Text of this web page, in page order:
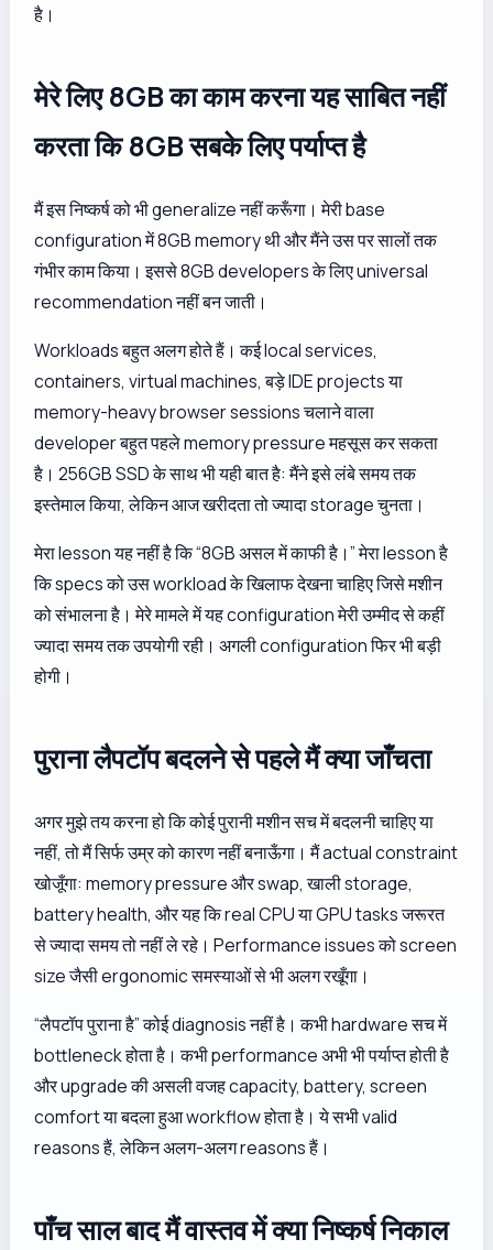
है।
मेरे लिए 8GB का काम करना यह साबित नहीं
करता कि 8GB सबके लिए पर्याप्त है
मैं इस निष्कर्ष को भी generalize नहीं करूँगा। मेरी base
configuration में 8GB memory थी और मैंने उस पर सालों तक
गंभीर काम किया। इससे 8GB developers के लिए universal
recommendation नहीं बन जाती।
Workloads बहुत अलग होते हैं। कई local services,
containers, virtual machines, बड़े IDE projects या
memory-heavy browser sessions चलाने वाला
developer बहुत पहले memory pressure महसूस कर सकता
है। 256GB SSD के साथ भी यही बात है: मैंने इसे लंबे समय तक
इस्तेमाल किया, लेकिन आज खरीदता तो ज्यादा storage चुनता।
मेरा lesson यह नहीं है कि “8GB असल में काफी है।” मेरा lesson है
कि specs को उस workload के खिलाफ देखना चाहिए जिसे मशीन
को संभालना है। मेरे मामले में यह configuration मेरी उम्मीद से कहीं
ज्यादा समय तक उपयोगी रही। अगली configuration फिर भी बड़ी
होगी।
पुराना लैपटॉप बदलने से पहले मैं क्या जाँचता
अगर मुझे तय करना हो कि कोई पुरानी मशीन सच में बदलनी चाहिए या
नहीं, तो मैं सिर्फ उम्र को कारण नहीं बनाऊँगा। मैं actual constraint
खोजूँगा: memory pressure और swap, खाली storage,
battery health, और यह कि real CPU या GPU tasks जरूरत
से ज्यादा समय तो नहीं ले रहे। Performance issues को screen
size जैसी ergonomic समस्याओं से भी अलग रखूँगा।
“लैपटॉप पुराना है” कोई diagnosis नहीं है। कभी hardware सच में
bottleneck होता है। कभी performance अभी भी पर्याप्त होती है
और upgrade की असली वजह capacity, battery, screen
comfort या बदला हुआ workflow होता है। ये सभी valid
reasons हैं, लेकिन अलग-अलग reasons हैं।
पाँच साल बाद मैं वास्तव में क्या निष्कर्ष निकाल